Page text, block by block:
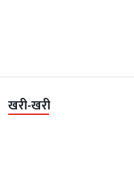
खरी-खरी